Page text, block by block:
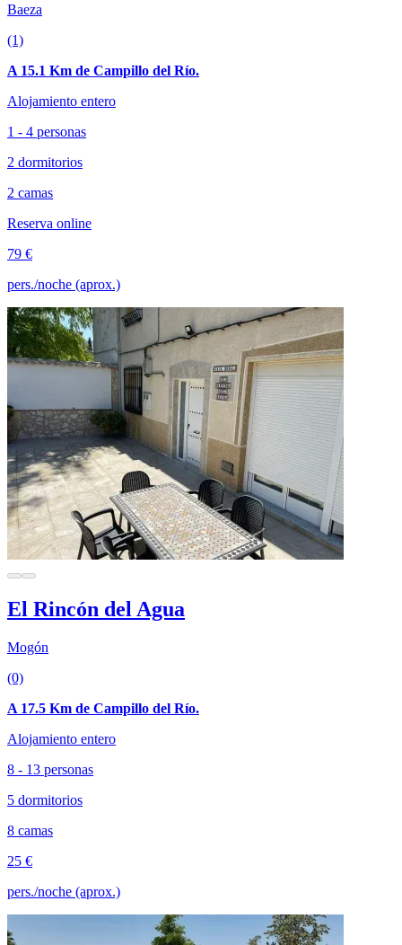
Baeza
(1)
A 15.1 Km de Campillo del Río.
Alojamiento entero
1 - 4 personas
2 dormitorios
2 camas
Reserva online
79 €
pers./noche (aprox.)
El Rincón del Agua
Mogón
(0)
A 17.5 Km de Campillo del Río.
Alojamiento entero
8 - 13 personas
5 dormitorios
8 camas
25 €
pers./noche (aprox.)